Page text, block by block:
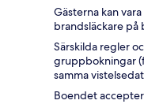
Gästerna kan
brandsläckare på
Särskilda regler
gruppbokningar
samma
Boendet